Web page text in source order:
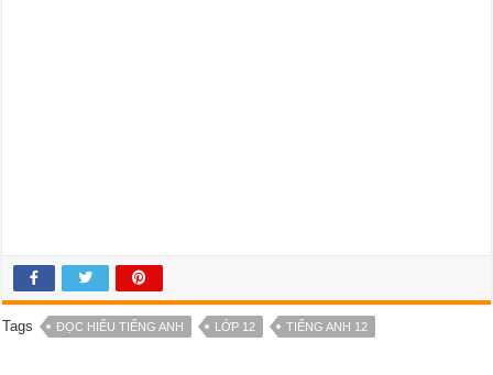
Tags ĐỌC HIỂU TIẾNG ANH LỚP 12 TIẾNG ANH 12